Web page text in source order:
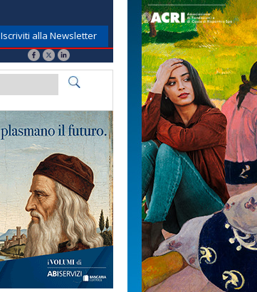
Iscriviti alla Newsletter